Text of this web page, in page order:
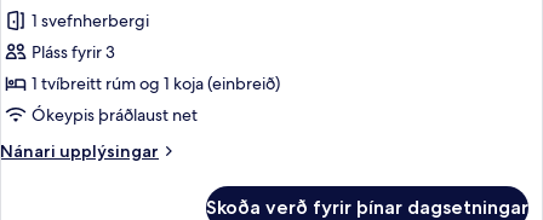
3)
Fjölskylduherbergi
(with
Breakfast
for
1 svefnherbergi
Pláss fyrir 3
1 tvíbreitt rúm og 1 koja (einbreið)
Ókeypis þráðlaust net
Nánari upplýsingar
Nánari
Skoða verð fyrir þínar dagsetningar